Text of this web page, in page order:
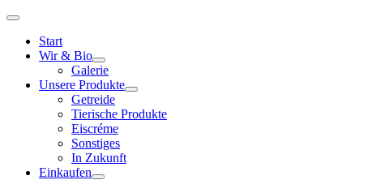
Start
Wir & Bio
Galerie
Unsere Produkte
Getreide
Tierische Produkte
Eiscréme
Sonstiges
In Zukunft
Einkaufen